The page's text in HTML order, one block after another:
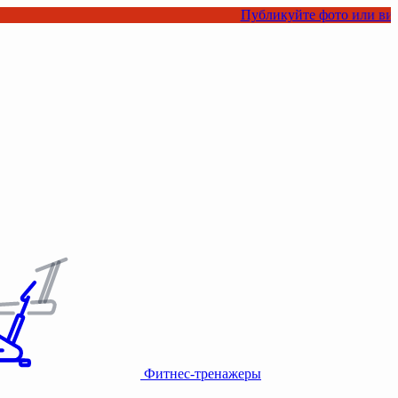
Публикуйте фото или видео с
Фитнес-тренажеры